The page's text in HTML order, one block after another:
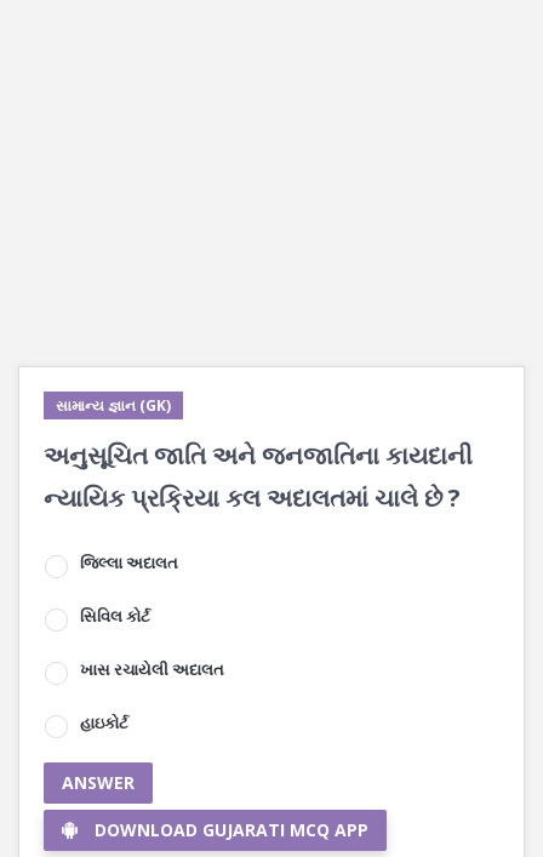
સામાન્ય જ્ઞાન (GK)
અનુસૂચિત જાતિ અને જનજાતિના કાયદાની
ન્યાયિક પ્રક્રિયા કલ અદાલતમાં ચાલે છે ?
જિલ્લા અદાલત
સિવિલ કોર્ટ
ખાસ રચાયેલી અદાલત
હાઇકોર્ટ
ANSWER
DOWNLOAD GUJARATI MCQ APP